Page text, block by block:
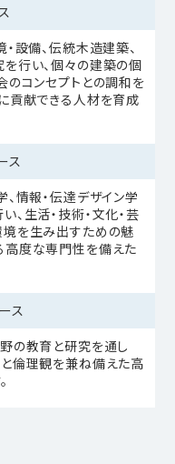
設備、伝統木造建築、
行い、個々の建築の個
のコンセプトとの調和を
貢献できる人材を育成
ス
情報・伝達デザイン学
生活・技術・文化・芸
を生み出すための魅
高度な専門性を備えた
ス
の教育と研究を通し
倫理観を兼ね備えた高